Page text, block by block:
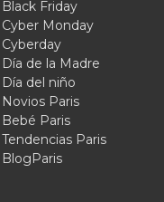
Black Friday
Cyber Monday
Cyberday
Día de la Madre
Día del niño
Novios Paris
Bebé Paris
Tendencias Paris
BlogParis